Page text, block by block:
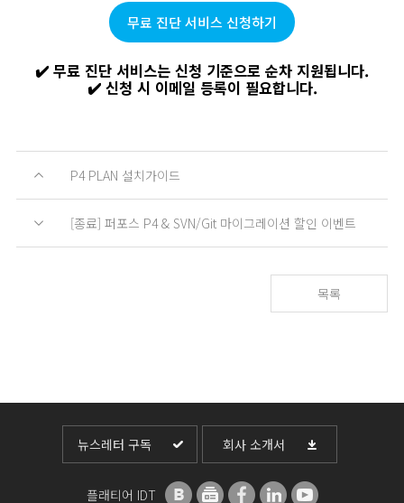
무료 진단 서비스 신청하기
✔️ 무료 진단 서비스는 신청 기준으로 순차 지원됩니다.
✔️ 신청 시 이메일 등록이 필요합니다.
P4 PLAN 설치가이드
[종료] 퍼포스 P4 & SVN/Git 마이그레이션 할인 이벤트
목록
뉴스레터 구독 회사 소개서
플래티어 IDT